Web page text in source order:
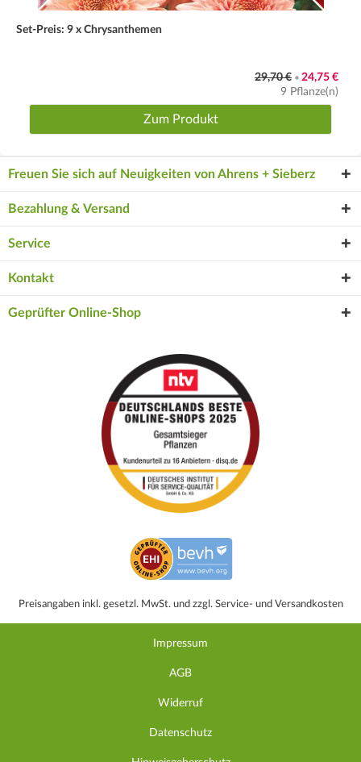
Set-Preis: 9 x Chrysanthemen
29,70 € • 24,75 €
9 Pflanze(n)
Zum Produkt
Freuen Sie sich auf Neuigkeiten von Ahrens + Sieberz
Bezahlung & Versand
Service
Kontakt
Geprüfter Online-Shop
Preisangaben inkl. gesetzl. MwSt. und zzgl. Service- und Versandkosten
Impressum
AGB
Widerruf
Datenschutz